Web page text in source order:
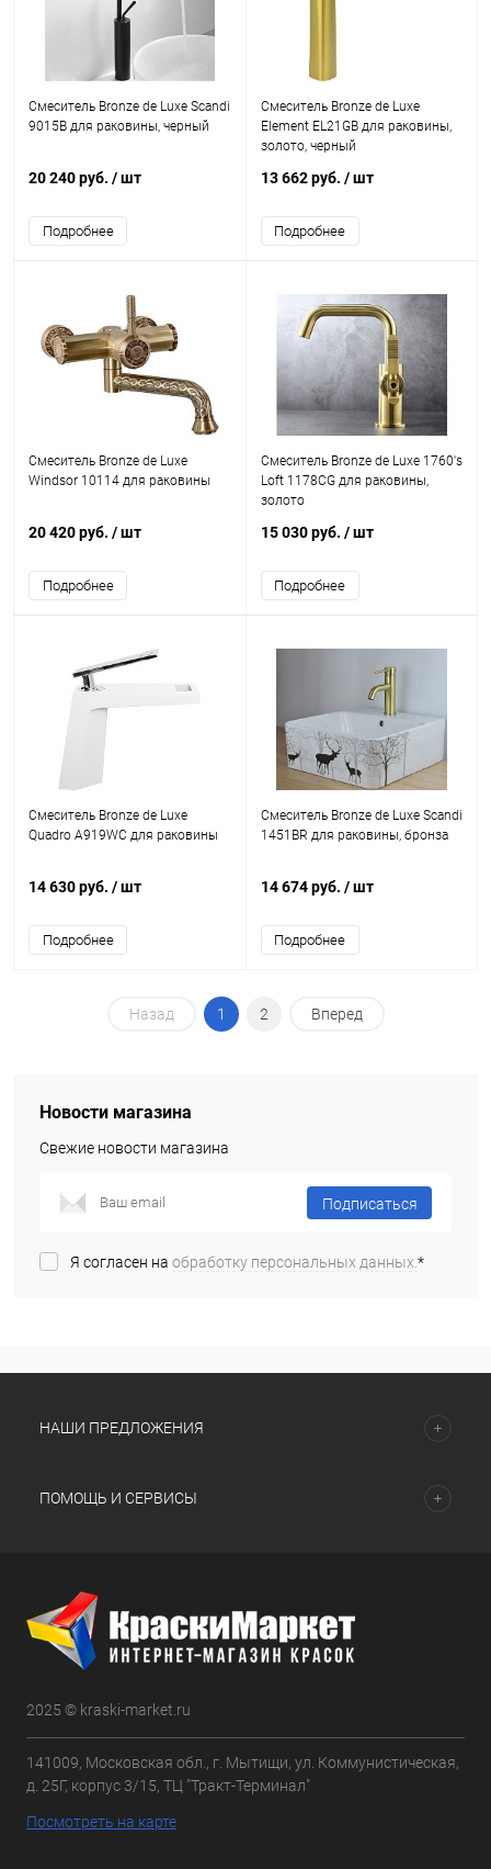
Смеситель Bronze de Luxe Scandi
9015B для раковины, черный
20 240 руб. / шт
Подробнее
Смеситель Bronze de Luxe
Element EL21GB для раковины,
золото, черный
13 662 руб. / шт
Подробнее
Смеситель Bronze de Luxe
Windsor 10114 для раковины
20 420 руб. / шт
Подробнее
Смеситель Bronze de Luxe 1760's
Loft 1178CG для раковины,
золото
15 030 руб. / шт
Подробнее
Смеситель Bronze de Luxe
Quadro A919WC для раковины
14 630 руб. / шт
Подробнее
Смеситель Bronze de Luxe Scandi
1451BR для раковины, бронза
14 674 руб. / шт
Подробнее
Назад 1 2 Вперед
Новости магазина
Свежие новости магазина
Подписаться
Я согласен на обработку персональных данных.*
НАШИ ПРЕДЛОЖЕНИЯ
ПОМОЩЬ И СЕРВИСЫ
2025 © kraski-market.ru
141009, Московская обл., г. Мытищи, ул. Коммунистическая,
д. 25Г, корпус 3/15, ТЦ "Тракт-Терминал"
Посмотреть на карте